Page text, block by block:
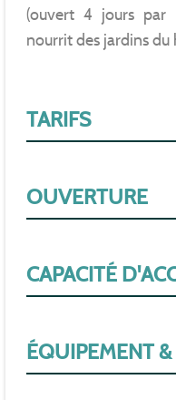
(ouvert 4 jours par
nourrit des jardins du
TARIFS
OUVERTURE
CAPACITÉ
ÉQUIPEMENT &